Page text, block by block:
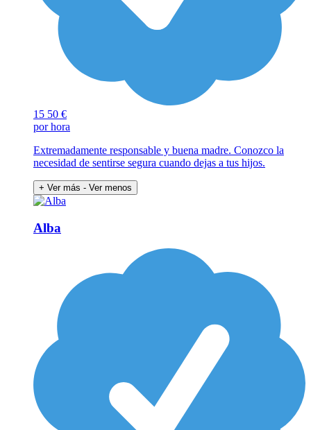
15 50 €
por hora
Extremadamente responsable y buena madre. Conozco la
necesidad de sentirse segura cuando dejas a tus hijos.
+ Ver más - Ver menos
Alba